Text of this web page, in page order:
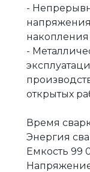
-
-
открытых
Время
Энергия
Емкость 99